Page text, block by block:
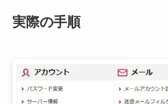
実際の手順